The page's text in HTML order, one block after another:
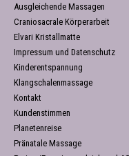
Ausgleichende Massagen
Craniosacrale Körperarbeit
Elvari Kristallmatte
Impressum und Datenschutz
Kinderentspannung
Klangschalenmassage
Kontakt
Kundenstimmen
Planetenreise
Pränatale Massage